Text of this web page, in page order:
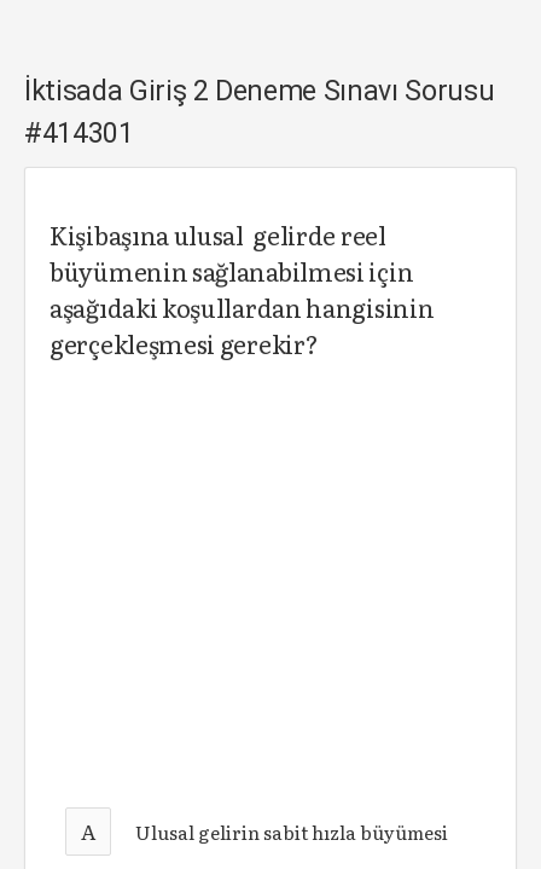
İktisada Giriş 2 Deneme Sınavı Sorusu
#414301
Kişibaşına ulusal gelirde reel
büyümenin sağlanabilmesi için
aşağıdaki koşullardan hangisinin
gerçekleşmesi gerekir?
A Ulusal gelirin sabit hızla büyümesi